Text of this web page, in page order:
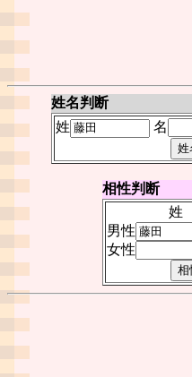
姓名判断
姓
名
相性判断
姓
男性
女性